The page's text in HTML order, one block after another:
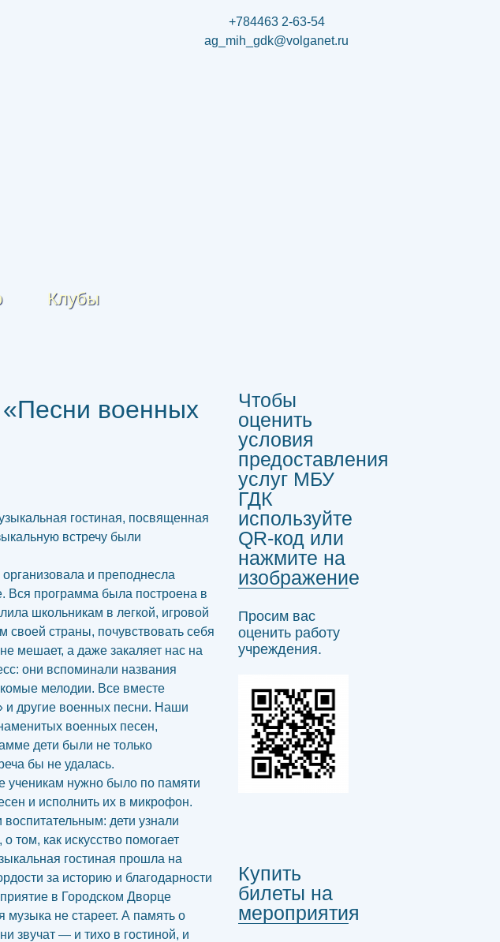
+784463 2-63-54
ag_mih_gdk@volganet.ru
Клубы
военных
гостиная, посвященная
встречу были
и преподнесла
Вся программа была построена в
школьникам в легкой, игровой
страны, почувствовать себя
мешает, а даже закаляет нас на
они вспоминали названия
мелодии. Все вместе
и другие военных песни. Наши
военных песен,
дети были не только
бы не удалась.
ученикам нужно было по памяти
и исполнить их в микрофон.
дети узнали
том, как искусство помогает
гостиная прошла на
за историю и благодарности
в Городском Дворце
музыка не стареет. А память о
звучат — и тихо в гостиной, и
Чтобы
оценить
условия
предоставления
услуг МБУ
ГДК
используйте
QR-код или
нажмите на
изображение
Просим вас
оценить работу
учреждения.
Купить
билеты на
мероприятия